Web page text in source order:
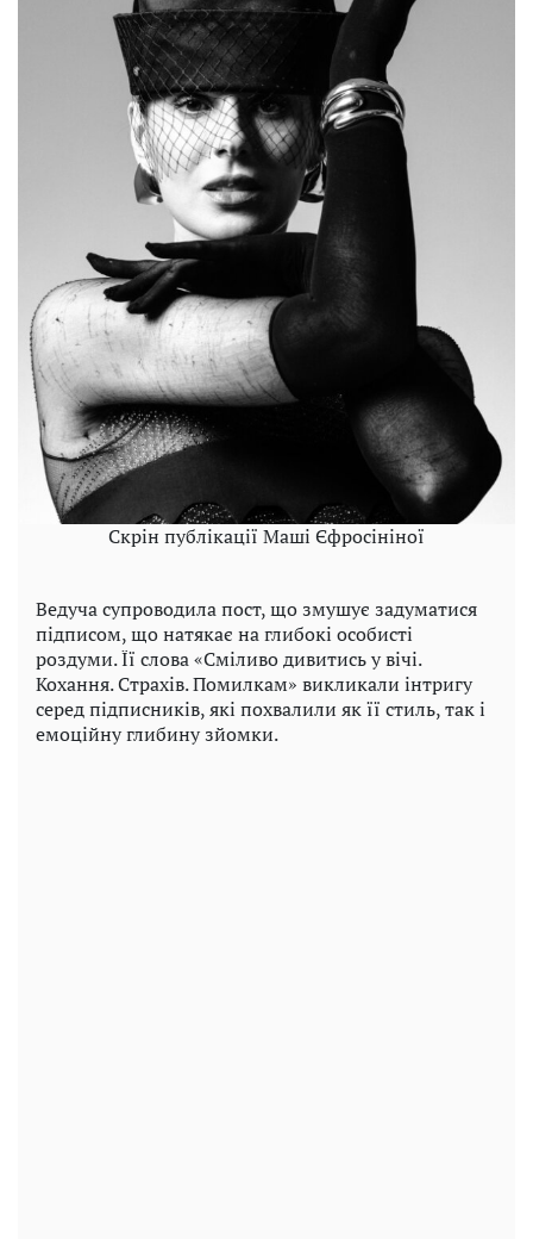
Скрін публікації Маші Єфросініної
Ведуча супроводила пост, що змушує задуматися
підписом, що натякає на глибокі особисті
роздуми. Її слова «Сміливо дивитись у вічі.
Кохання. Страхів. Помилкам» викликали інтригу
серед підписників, які похвалили як її стиль, так і
емоційну глибину зйомки.